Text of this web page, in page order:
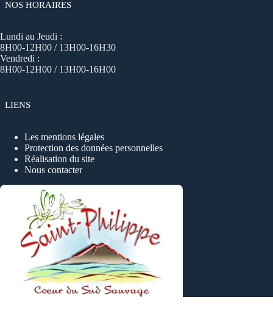
NOS HORAIRES
Lundi au Jeudi :
8H00-12H00 / 13H00-16H30
Vendredi :
8H00-12H00 / 13H00-16H00
LIENS
Les mentions légales
Protection des données personnelles
Réalisation du site
Nous contacter